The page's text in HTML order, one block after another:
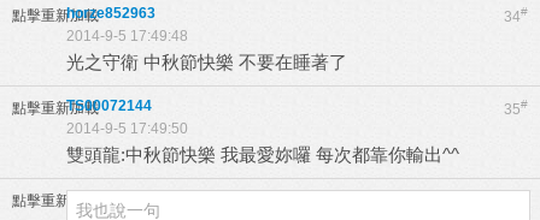
點擊重新加載 34#
horze852963
2014-9-5 17:49:48
光之守衛 中秋節快樂 不要在睡著了
點擊重新加載 35#
TS00072144
2014-9-5 17:49:50
雙頭龍:中秋節快樂 我最愛妳囉 每次都靠你輸出^^
點擊重新加載